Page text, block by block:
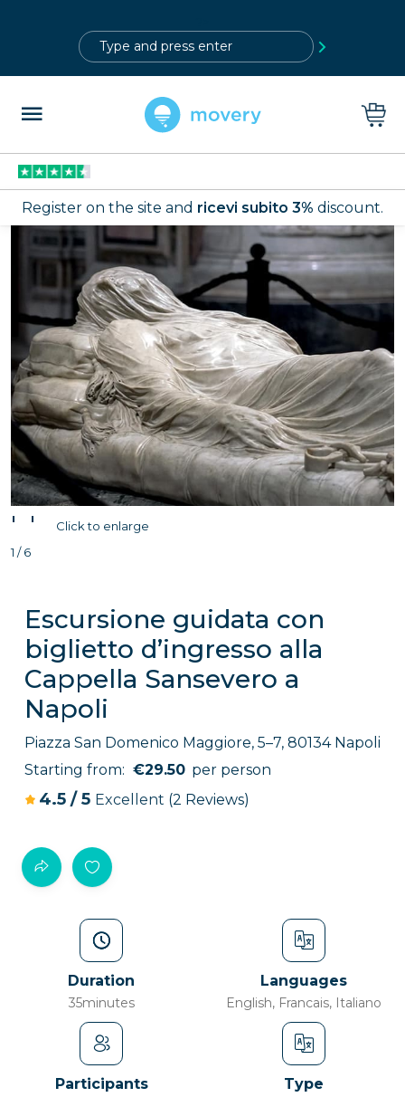
Register on the site and ricevi subito 3% discount.
' '
Click to enlarge
1 / 6
Escursione guidata con
biglietto d’ingresso alla
Cappella Sansevero a
Napoli
Piazza San Domenico Maggiore, 5–7, 80134 Napoli
Starting from: €29.50 per person
4.5 /5 Excellent (2 Reviews)
Duration
35minutes
Languages
English, Francais, Italiano
Participants Type